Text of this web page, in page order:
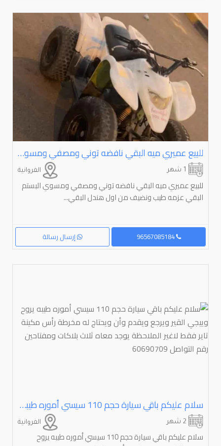
للبيع عميري ميه البقي نافضه توني ومصفي ومسوي البستم البقي عزمه طيب ونضيف من اول هندل البقي كل قطع الاستهلاكيه مبدله بيعه سريعه لا يدق إلا الصامل وجهال لا يدقون 140 قابل للتفاوض بل معقول
الفروانية
للبيع عميري ميه البقي نافضه توني ومصفي ومسوي البستم
البقي عزمه طيب ونضيف من اول هندل البقي...
إرسال رسالة 96567085184
سلام عليكم باقي سيارة حجم 110 سيسي أموره طيبه يروح وييجي القير ويرجع ويقدم وأن ويحتاج له مخرطة رأس مكينة تاير فقط لاغير الملاحظة يوجد معاه ثلاث بلاكات ومفتاحين رقم التواصل 60690709
الفروانية
سلام عليكم باقي سيارة حجم 110 سيسي أموره طيبه يروح